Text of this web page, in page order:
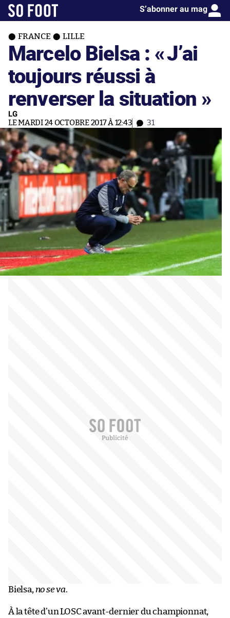
S’abonner au mag
FRANCE LILLE
Marcelo Bielsa : «J’ai
toujours réussi à
renverser la situation »
LG
LE MARDI 24 OCTOBRE 2017 À 12:43 31
Bielsa, no se va.
À la tête d’un LOSC avant-dernier du championnat,